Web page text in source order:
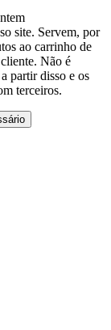
site. Servem, por
ao carrinho de
Não é
partir disso e os
terceiros.